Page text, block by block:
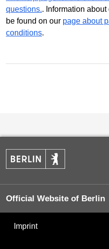
questions.. Information
be found on our page about
conditions.
Official Website of Berlin
Imprint